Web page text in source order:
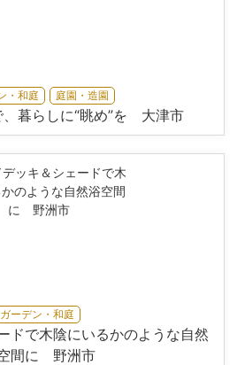
・和庭 庭園・造園
暮らしに“眺め”を 大津市
ガーデン・和庭
ドで木陰にいるかのような自然
間に 野洲市